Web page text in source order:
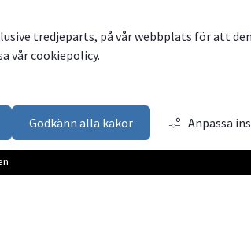
tredjeparts, på vår webbplats för att
vår cookiepolicy.
Godkänn alla kakor Anpassa